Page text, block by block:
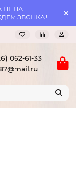
НЕ НА
ЗВОНКА !
062-61-33